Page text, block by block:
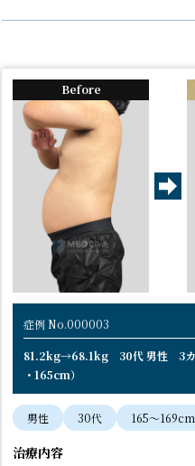
症例 No.000003
81.2kg→68.1kg 30代 男性 3カ
・165cm）
男性 30代 165〜169cm
治療内容